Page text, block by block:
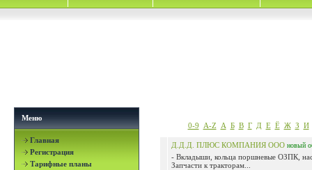
Меню
Главная
Регистрация
Тарифные планы
0-9 A-Z А Б В Г Д Е Ё Ж З И
Д.Д.Д. ПЛЮС КОМПАНИЯ ООО новый
- Вкладыши, кольца поршневые ОЗПК,
Запчасти к тракторам...